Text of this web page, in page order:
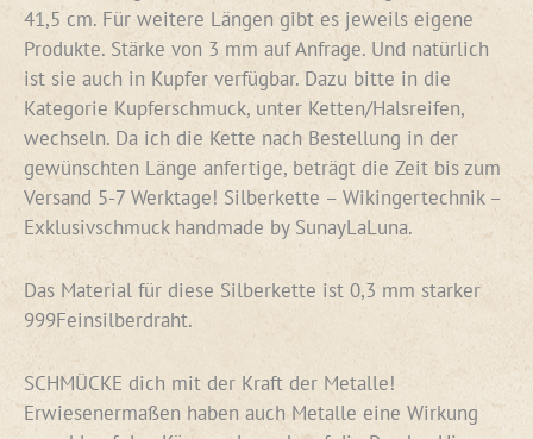
41,5 cm. Für weitere Längen gibt es jeweils eigene
Produkte. Stärke von 3 mm auf Anfrage. Und natürlich
ist sie auch in Kupfer verfügbar. Dazu bitte in die
Kategorie Kupferschmuck, unter Ketten/Halsreifen,
wechseln. Da ich die Kette nach Bestellung in der
gewünschten Länge anfertige, beträgt die Zeit bis zum
Versand 5-7 Werktage! Silberkette – Wikingertechnik –
Exklusivschmuck handmade by SunayLaLuna.
Das Material für diese Silberkette ist 0,3 mm starker
999Feinsilberdraht.
SCHMÜCKE dich mit der Kraft der Metalle!
Erwiesenermaßen haben auch Metalle eine Wirkung